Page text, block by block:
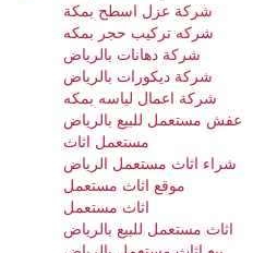
شركة عزل اسطح بمكة
شركه تركيب حجر بمكه
شركة دهانات بالرياض
شركة ديكورات بالرياض
شركة اعمال لياسه بمكه
عفش مستعمل للبيع بالرياض
مستعمل اثاث
شراء اثاث مستعمل الرياض
موقع اثاث مستعمل
اثاث مستعمل
اثاث مستعمل للبيع بالرياض